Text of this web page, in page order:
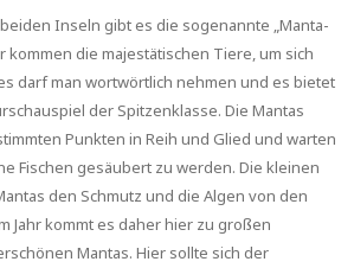
Inseln gibt es die sogenannte „Manta-
kommen die majestätischen Tiere, um sich
darf man wortwörtlich nehmen und es bietet
der Spitzenklasse. Die Mantas
Punkten in Reih und Glied und warten
Fischen gesäubert zu werden. Die kleinen
den Schmutz und die Algen von den
Jahr kommt es daher hier zu großen
Mantas. Hier sollte sich der